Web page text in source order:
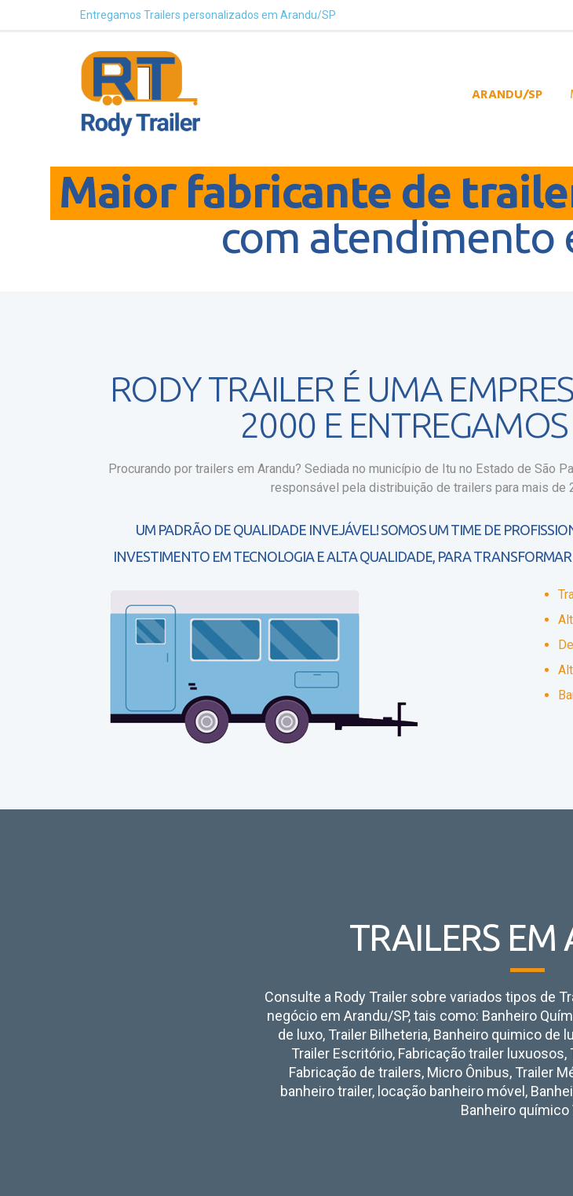
Entregamos Trailers personalizados em Arandu/SP
ARANDU/SP
Maior fabricante de
com atendimento
RODY TRAILER É UMA
2000 E
Procurando por trailers em Arandu? Sediada no município de Itu no Estado de São
responsável pela distribuição de trailers para mais
UM PADRÃO DE QUALIDADE INVEJÁVEL! SOMOS UM TIME DE
INVESTIMENTO EM TECNOLOGIA E ALTA QUALIDADE, PARA
TRAILERS EM
Consulte a Rody Trailer sobre variados tipos de
negócio em Arandu/SP, tais como: Banheiro
de luxo, Trailer Bilheteria, Banheiro quimico de
Trailer Escritório, Fabricação trailer
Fabricação de trailers, Micro Ônibus, Trailer
banheiro trailer, locação banheiro móvel,
Banheiro químico